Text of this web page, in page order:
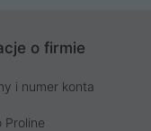
o firmie
i numer konta
Proline